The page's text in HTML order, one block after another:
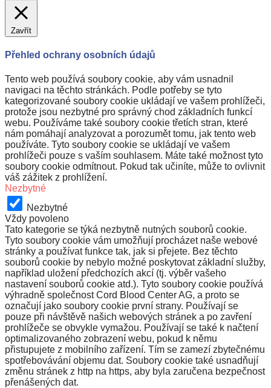
Zavřít
Přehled ochrany osobních údajů
Tento web používá soubory cookie, aby vám usnadnil
navigaci na těchto stránkách. Podle potřeby se tyto
kategorizované soubory cookie ukládají ve vašem prohlížeči,
protože jsou nezbytné pro správný chod základních funkcí
webu. Používáme také soubory cookie třetích stran, které
nám pomáhají analyzovat a porozumět tomu, jak tento web
používáte. Tyto soubory cookie se ukládají ve vašem
prohlížeči pouze s vaším souhlasem. Máte také možnost tyto
soubory cookie odmítnout. Pokud tak učiníte, může to ovlivnit
váš zážitek z prohlížení.
Nezbytné
Nezbytné
Vždy povoleno
Tato kategorie se týká nezbytně nutných souborů cookie.
Tyto soubory cookie vám umožňují procházet naše webové
stránky a používat funkce tak, jak si přejete. Bez těchto
souborů cookie by nebylo možné poskytovat základní služby,
například uložení předchozích akcí (tj. výběr vašeho
nastavení souborů cookie atd.). Tyto soubory cookie používá
výhradně společnost Cord Blood Center AG, a proto se
označují jako soubory cookie první strany. Používají se
pouze při návštěvě našich webových stránek a po zavření
prohlížeče se obvykle vymažou. Používají se také k načtení
optimalizovaného zobrazení webu, pokud k němu
přistupujete z mobilního zařízení. Tím se zamezí zbytečnému
spotřebovávání objemu dat. Soubory cookie také usnadňují
změnu stránek z http na https, aby byla zaručena bezpečnost
přenášených dat.